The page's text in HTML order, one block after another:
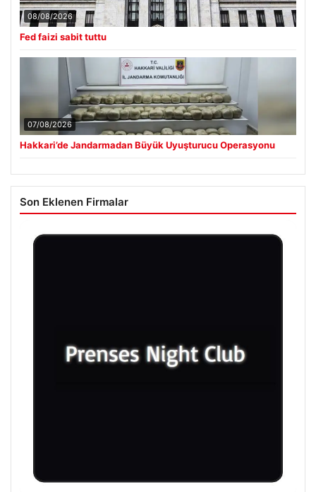
08/08/2026
Fed faizi sabit tuttu
07/08/2026
Hakkari’de Jandarmadan Büyük Uyuşturucu Operasyonu
Son Eklenen Firmalar